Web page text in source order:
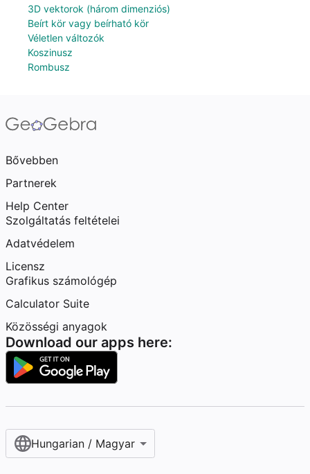
3D vektorok (három dimenziós)
Beírt kör vagy beírható kör
Véletlen változók
Koszinusz
Rombusz
Bővebben
Partnerek
Help Center
Szolgáltatás feltételei
Adatvédelem
Licensz
Grafikus számológép
Calculator Suite
Közösségi anyagok
Download our apps here:
Hungarian / Magyar‎